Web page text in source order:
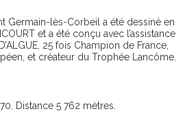
Germain-lès-Corbeil a été dessiné en
et a été conçu avec l’assistance
25 fois Champion de France,
et créateur du Trophée Lancôme.
Distance 5 762 mètres.